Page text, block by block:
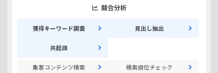
競合分析
獲得キーワード調査 見出し抽出
共起語
集客コンテンツ検索 検索順位チェック